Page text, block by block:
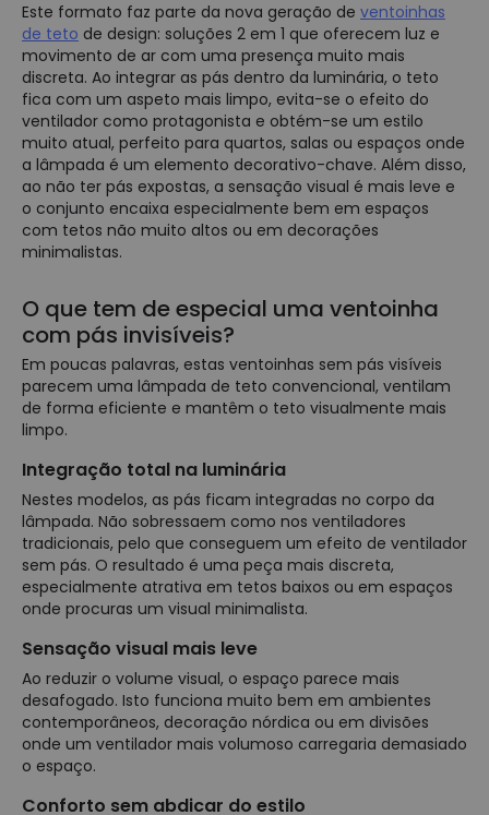
Este formato faz parte da nova geração de ventoinhas
de teto de design: soluções 2 em 1 que oferecem luz e
movimento de ar com uma presença muito mais
discreta. Ao integrar as pás dentro da luminária, o teto
fica com um aspeto mais limpo, evita-se o efeito do
ventilador como protagonista e obtém-se um estilo
muito atual, perfeito para quartos, salas ou espaços onde
a lâmpada é um elemento decorativo-chave. Além disso,
ao não ter pás expostas, a sensação visual é mais leve e
o conjunto encaixa especialmente bem em espaços
com tetos não muito altos ou em decorações
minimalistas.
O que tem de especial uma ventoinha
com pás invisíveis?
Em poucas palavras, estas ventoinhas sem pás visíveis
parecem uma lâmpada de teto convencional, ventilam
de forma eficiente e mantêm o teto visualmente mais
limpo.
Integração total na luminária
Nestes modelos, as pás ficam integradas no corpo da
lâmpada. Não sobressaem como nos ventiladores
tradicionais, pelo que conseguem um efeito de ventilador
sem pás. O resultado é uma peça mais discreta,
especialmente atrativa em tetos baixos ou em espaços
onde procuras um visual minimalista.
Sensação visual mais leve
Ao reduzir o volume visual, o espaço parece mais
desafogado. Isto funciona muito bem em ambientes
contemporâneos, decoração nórdica ou em divisões
onde um ventilador mais volumoso carregaria demasiado
o espaço.
Conforto sem abdicar do estilo